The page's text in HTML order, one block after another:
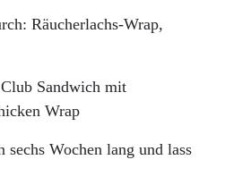
Räucherlachs-Wrap,
Sandwich mit
Wrap
Wochen lang und lass